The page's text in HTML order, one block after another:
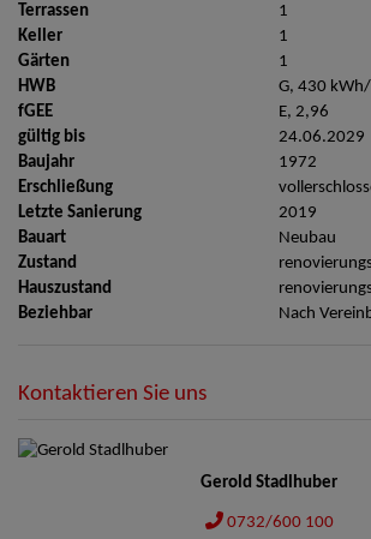
Terrassen
1
Keller
1
Gärten
1
HWB
G, 430
fGEE
E, 2,96
gültig bis
24.06.2029
Baujahr
1972
Erschließung
Letzte Sanierung
2019
Bauart
Neubau
Zustand
Hauszustand
Beziehbar
Nach
Kontaktieren Sie uns
Gerold Stadlhuber
0732/600 100